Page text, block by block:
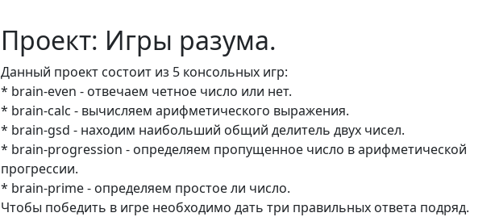
Проект: Игры разума.
Данный проект состоит из 5 консольных игр:
* brain-even - отвечаем четное число или нет.
* brain-calc - вычисляем арифметического выражения.
* brain-gsd - находим наибольший общий делитель двух чисел.
* brain-progression - определяем пропущенное число в арифметической
прогрессии.
* brain-prime - определяем простое ли число.
Чтобы победить в игре необходимо дать три правильных ответа подряд.